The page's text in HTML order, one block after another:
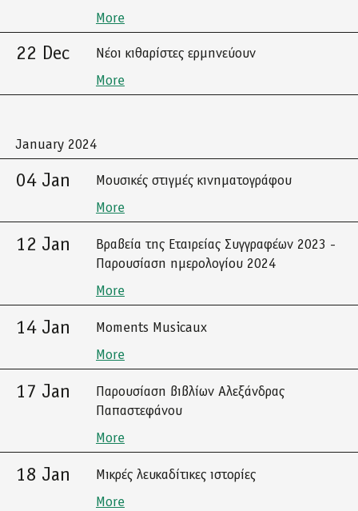
More
22 Dec
Νέοι κιθαρίστες ερμηνεύουν
More
January 2024
04 Jan
Μουσικές στιγμές κινηματογράφου
More
12 Jan
Βραβεία της Εταιρείας Συγγραφέων 2023 -
Παρουσίαση ημερολογίου 2024
More
14 Jan
Moments Musicaux
More
17 Jan
Παρουσίαση βιβλίων Αλεξάνδρας
Παπαστεφάνου
More
18 Jan
Μικρές λευκαδίτικες ιστορίες
More